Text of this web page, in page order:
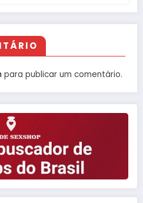
para publicar um comentário.